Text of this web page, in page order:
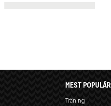
MEST POPULÄR
Träning